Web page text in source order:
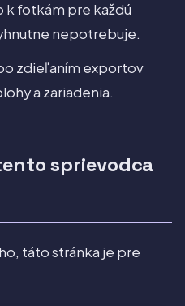
fotkám pre každú
nepotrebuje.
zdieľaním exportov
a zariadenia.
sprievodca
táto stránka je pre